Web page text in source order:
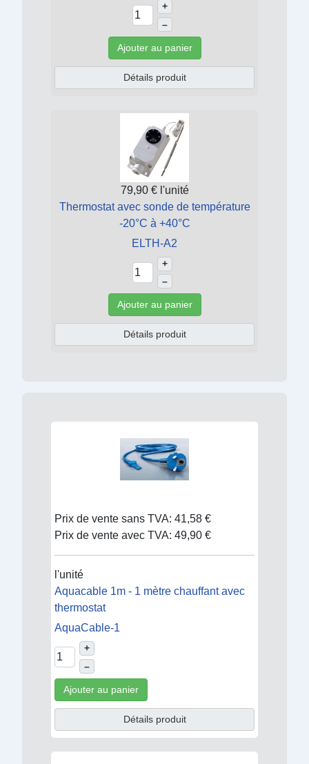
+
–
Ajouter au panier
Détails produit
79,90 € l'unité
Thermostat avec sonde de température
-20°C à +40°C
ELTH-A2
+
–
Ajouter au panier
Détails produit
Prix de vente sans TVA: 41,58 €
Prix de vente avec TVA: 49,90 €
l'unité
Aquacable 1m - 1 mètre chauffant avec
thermostat
AquaCable-1
+
–
Ajouter au panier
Détails produit